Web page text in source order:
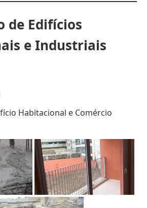
de Edifícios
e Industriais
Habitacional e Comércio